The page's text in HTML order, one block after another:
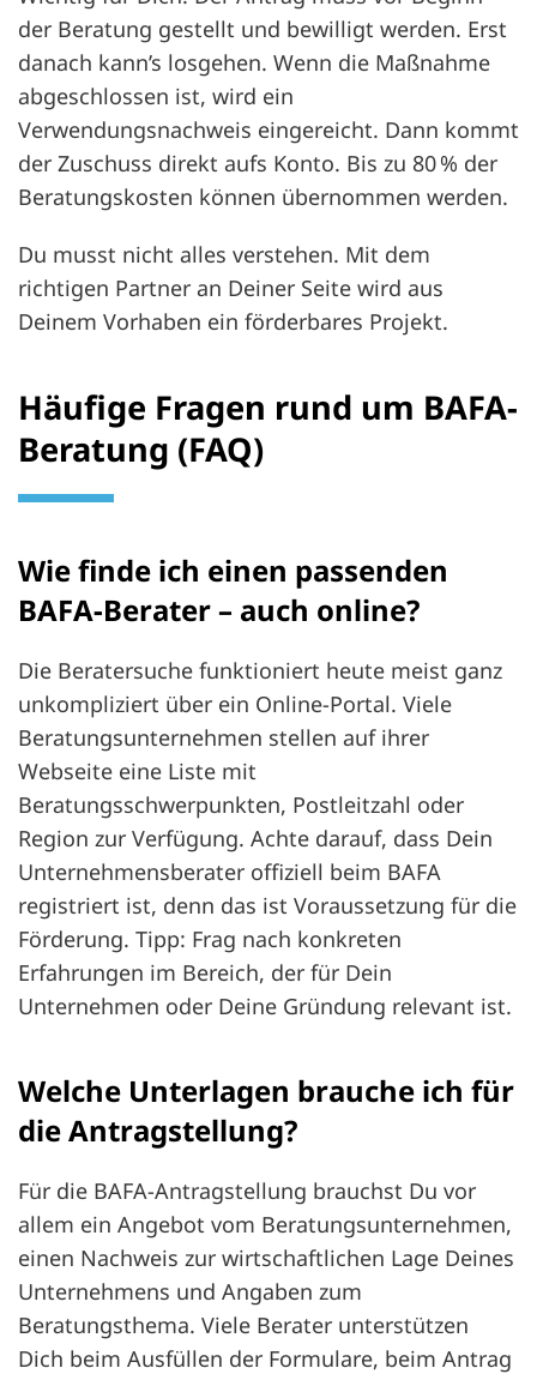
der Beratung gestellt und bewilligt werden. Erst
danach kann’s losgehen. Wenn die Maßnahme
abgeschlossen ist, wird ein
Verwendungsnachweis eingereicht. Dann kommt
der Zuschuss direkt aufs Konto. Bis zu 80 % der
Beratungskosten können übernommen werden.
Du musst nicht alles verstehen. Mit dem
richtigen Partner an Deiner Seite wird aus
Deinem Vorhaben ein förderbares Projekt.
Häufige Fragen rund um BAFA-
Beratung (FAQ)
Wie finde ich einen passenden
BAFA-Berater – auch online?
Die Beratersuche funktioniert heute meist ganz
unkompliziert über ein Online-Portal. Viele
Beratungsunternehmen stellen auf ihrer
Webseite eine Liste mit
Beratungsschwerpunkten, Postleitzahl oder
Region zur Verfügung. Achte darauf, dass Dein
Unternehmensberater offiziell beim BAFA
registriert ist, denn das ist Voraussetzung für die
Förderung. Tipp: Frag nach konkreten
Erfahrungen im Bereich, der für Dein
Unternehmen oder Deine Gründung relevant ist.
Welche Unterlagen brauche ich für
die Antragstellung?
Für die BAFA-Antragstellung brauchst Du vor
allem ein Angebot vom Beratungsunternehmen,
einen Nachweis zur wirtschaftlichen Lage Deines
Unternehmens und Angaben zum
Beratungsthema. Viele Berater unterstützen
Dich beim Ausfüllen der Formulare, beim Antrag